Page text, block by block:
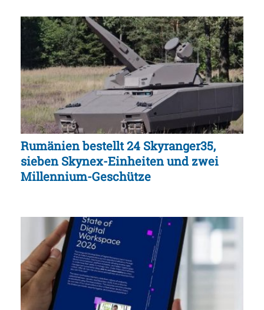
Rumänien bestellt 24 Skyranger35,
sieben Skynex-Einheiten und zwei
Millennium-Geschütze